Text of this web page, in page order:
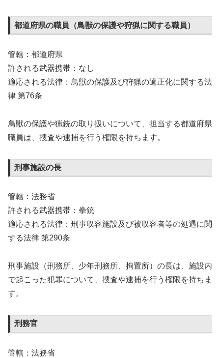
都道府県の職員（鳥獣の保護や狩猟に関する職員）
管轄：都道府県
許される武器携帯：なし
適応される法律：鳥獣の保護及び狩猟の適正化に関する法
律 第76条
鳥獣の保護や猟銃の取り扱いについて、担当する都道府県
職員は、捜査や逮捕を行う権限を持ちます。
刑事施設の長
管轄：法務省
許される武器携帯：拳銃
適応される法律：刑事収容施設及び被収容者等の処遇に関
する法律 第290条
刑事施設（刑務所、少年刑務所、拘置所）の長は、施設内
で起こった犯罪について、捜査や逮捕を行う権限を持ちま
す。
刑務官
管轄：法務省